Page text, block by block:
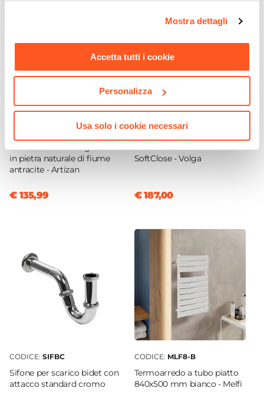
momento. Per maggiori informazioni si invita a leggere la
Mostra dettagli
Accetta tutti i cookie
Personalizza
Usa solo i cookie necessari
cm lavorazione artigianale
in pietra naturale di fiume
antracite - Artizan
€ 135,99
vaso con bidet e sedile
SoftClose - Volga
€ 187,00
CODICE: SIFBC
Sifone per scarico bidet con
attacco standard cromo
CODICE: MLF8-B
Termoarredo a tubo piatto
840x500 mm bianco - Melfi